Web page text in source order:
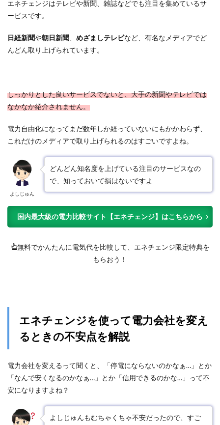
エネチェンジはテレビや新聞、雑誌などでも注目を集めているサ
ービスです。
日経新聞や朝日新聞 めざましテレビなど、有名なメディアでど
んどん取り上げられています。
しっかりとした良いサービスでないと、大手の新聞やテレビでは
なかなか紹介されません。
電力自由化になってまだ数年しか経っていないにもかかわらず、
これだけのメディアで取り上げられるのはすごいですよね。
よしじゅん
どんどん知名度を上げている注目のサービスなの
で、知っておいて損はないですよ
国内最大級の電力比較サイト【エネチェンジ】はこちらから
無料でかんたんに電気代を比較して、エネチェンジ限定特典を
もらおう！
エネチェンジを使って電力会社を変え
るときの不安点を解説
電力会社を変えるって聞くと、「停電にならないのかなぁ…」とか
「なんで安くなるのかなぁ…」とか「信用できるのかな…」って不
安になりますよね？
よしじゅんもむちゃくちゃ不安だったので、すご